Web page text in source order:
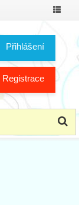
Přihlášení
Registrace